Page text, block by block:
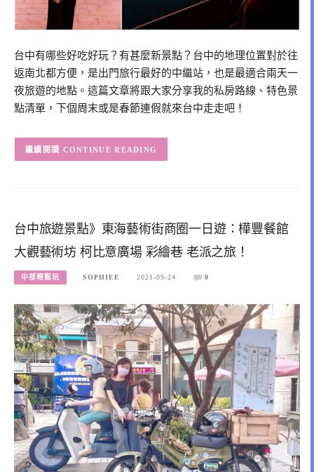
台中有哪些好吃好玩？有甚麼新景點？台中的地理位置對於往
返南北都方便，是出門旅行最好的中繼站，也是最適合兩天一
夜旅遊的地點。這篇文章將跟大家分享我的私房路線、特色景
點清單，下個周末或是春節連假就來台中走走吧！
CONTINUE READING
台中旅遊景點》東海藝術街商圈一日遊：樺豐餐館
大觀藝術坊 柯比意廣場 彩繪巷 老派之旅！
中部輕鬆玩 SOPHIEE 2021-09-24 0